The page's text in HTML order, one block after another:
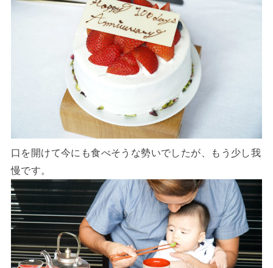
口を開けて今にも食べそうな勢いでしたが、もう少し我
慢です。